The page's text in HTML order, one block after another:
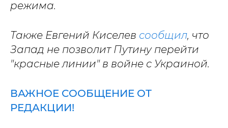
режима.
Также Евгений Киселев сообщил, что
Запад не позволит Путину перейти
"красные линии" в войне с Украиной.
ВАЖНОЕ СООБЩЕНИЕ ОТ
РЕДАКЦИИ!